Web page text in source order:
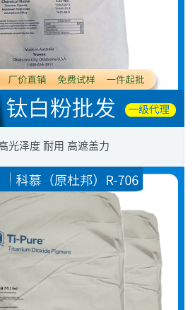
光泽度 耐用 高遮盖力